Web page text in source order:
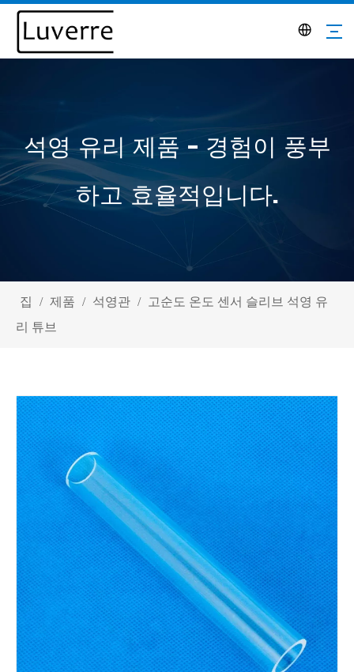
석영 유리 제품 - 경험이 풍부
하고 효율적입니다.
집 / 제품 / 석영관 / 고순도 온도 센서 슬리브 석영 유
리 튜브